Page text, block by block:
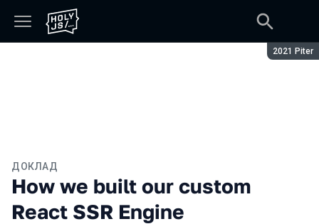
Сезон:
2021 Piter
ДОКЛАД
How we built our custom
React SSR Engine